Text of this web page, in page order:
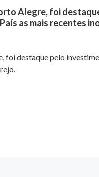
Alegre, foi
as mais recentes
destaque pelo